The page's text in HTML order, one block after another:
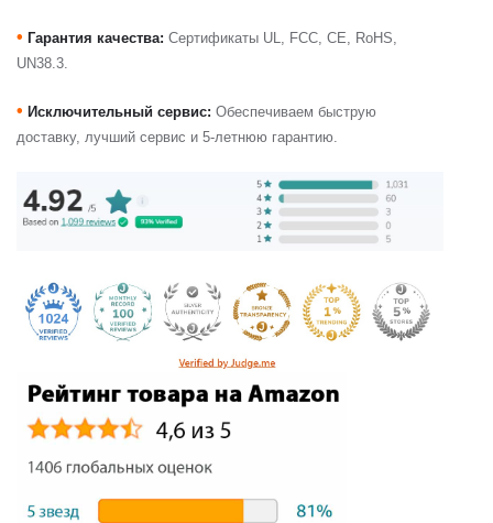
• Гарантия качества: Сертификаты UL, FCC, CE, RoHS,
UN38.3.
• Исключительный сервис: Обеспечиваем быструю
доставку, лучший сервис и 5-летнюю гарантию.